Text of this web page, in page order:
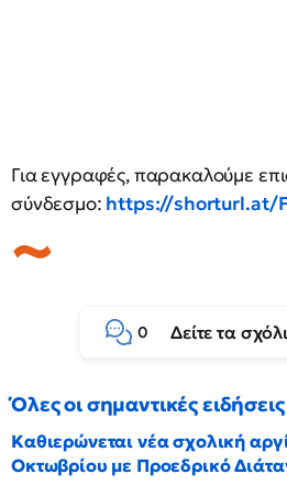
Για εγγραφές, παρακαλούμε
σύνδεσμο: https://shorturl.at/
0 Δείτε τα
Όλες οι σημαντικές
Καθιερώνεται νέα σχολική
Οκτωβρίου με Προεδρικό